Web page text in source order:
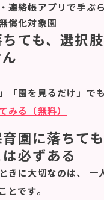
連絡帳アプリで手ぶ
償化対象園
ても、選択
「園を見るだけ」 で
みる（無料）
園に落ちて
必ずある
きに大切なのは、 一
とです。